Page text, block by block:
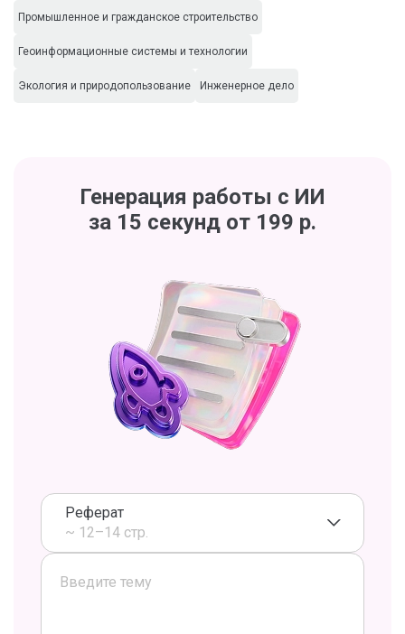
Промышленное и гражданское строительство
Геоинформационные системы и технологии
Экология и природопользование Инженерное дело
Генерация работы с ИИ
за 15 секунд от 199 р.
Реферат
~ 12–14 стр.